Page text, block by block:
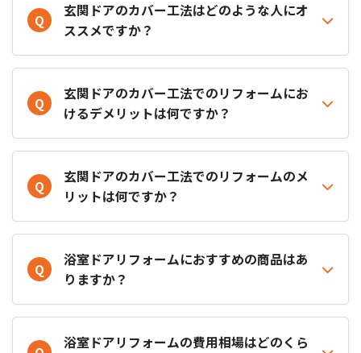
Q
玄関ドアのカバー工法はどのような人にオ
ススメですか？
Q
玄関ドアのカバー工法でのリフォームにお
けるデメリットは何ですか？
Q
玄関ドアのカバー工法でのリフォームのメ
リットは何ですか？
Q
浴室ドアリフォームにおすすめの商品はあ
りますか？
浴室ドアリフォームの費用相場はどのくら